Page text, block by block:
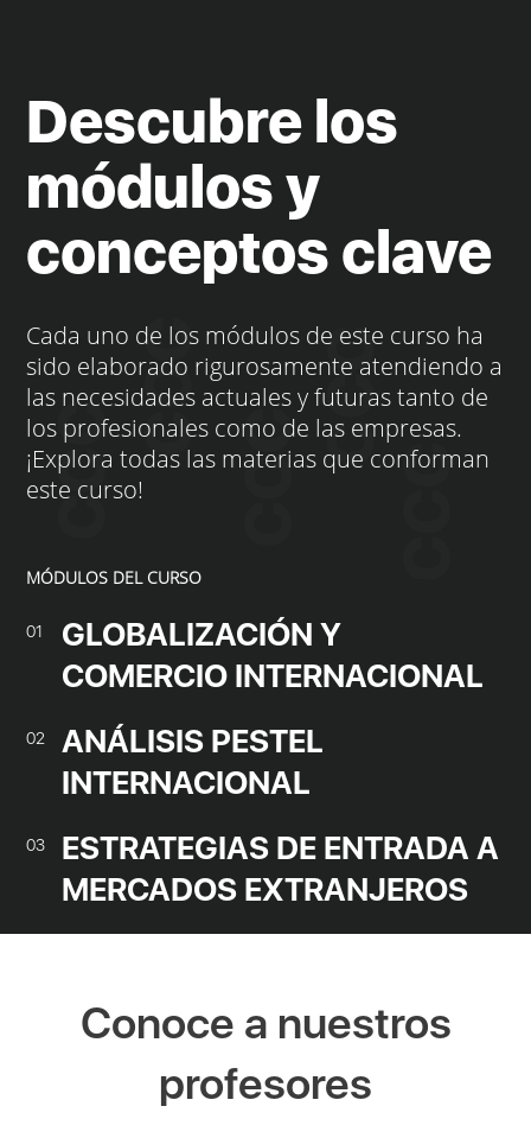
Descubre los
módulos y
conceptos clave
Cada uno de los módulos de este curso ha
sido elaborado rigurosamente atendiendo a
las necesidades actuales y futuras tanto de
los profesionales como de las empresas.
¡Explora todas las materias que conforman
este curso!
MÓDULOS DEL CURSO
01
GLOBALIZACIÓN Y
COMERCIO INTERNACIONAL
02
ANÁLISIS PESTEL
INTERNACIONAL
03
ESTRATEGIAS DE ENTRADA A
MERCADOS EXTRANJEROS
Conoce a nuestros
profesores